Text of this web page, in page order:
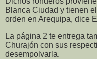
Blanca Ciudad y tienen
orden en Arequipa, dice
La página 2 te entrega
Churajón con sus
desempolvarla.